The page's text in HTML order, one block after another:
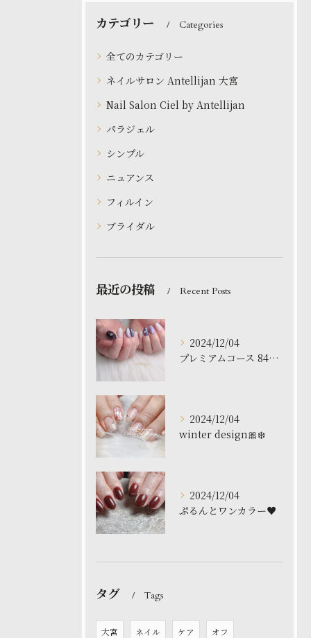
カテゴリー Categories
全てのカテゴリー
ネイルサロン Antellijan 大宮
Nail Salon Ciel by Antellijan
パラジェル
シンプル
ニュアンス
フィルイン
ブライダル
最近の投稿 Recent Posts
2024/12/04
プレミアムコース 8480円
2024/12/04
winter design🎀❄️
2024/12/04
ぷるんとワンカラー♥️
タグ Tags
大宮 ネイル ケア オフ